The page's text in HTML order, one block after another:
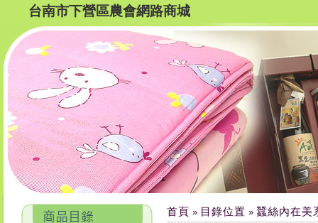
台南市下營區農會網路商城
首頁 » 目錄位置 » 蠶絲內在美